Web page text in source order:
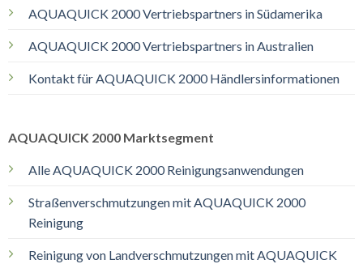
AQUAQUICK 2000 Vertriebspartners in Südamerika
AQUAQUICK 2000 Vertriebspartners in Australien
Kontakt für AQUAQUICK 2000 Händlersinformationen
AQUAQUICK 2000 Marktsegment
Alle AQUAQUICK 2000 Reinigungsanwendungen
Straßenverschmutzungen mit AQUAQUICK 2000
Reinigung
Reinigung von Landverschmutzungen mit AQUAQUICK